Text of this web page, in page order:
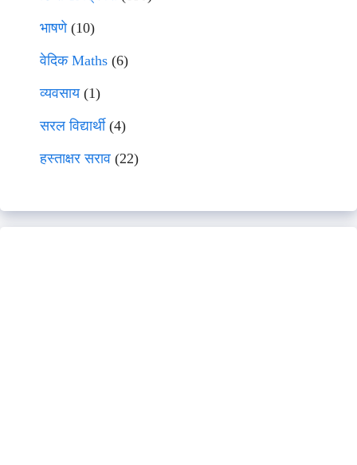
भाषणे(10)
वेदिक Maths (6)
व्यवसाय(1)
सरल विद्यार्थी(4)
हस्ताक्षर सराव (22)